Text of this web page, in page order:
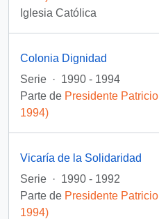
Iglesia Católica
Colonia Dignidad
Serie · 1990 - 1994
Parte de Presidente
1994)
Vicaría de la Solidaridad
Serie · 1990 - 1992
Parte de Presidente
1994)